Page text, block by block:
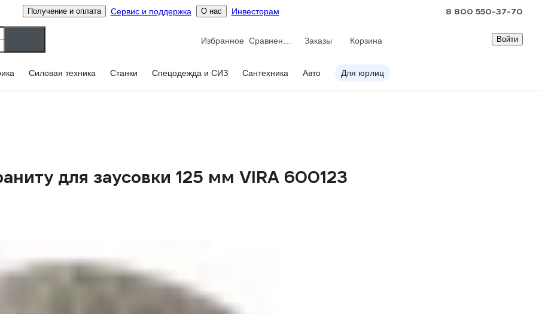
Получение и оплата Сервис и поддержка О нас Инвесторам 8 800 550-37-70
Избранное
Заказы Корзина Войти
Силовая техника Станки Спецодежда и СИЗ Сантехника Авто Для юрлиц
для заусовки 125 мм VIRA 600123